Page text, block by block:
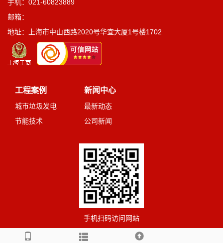
手机：021-60823889
邮箱：
地址：上海市中山西路2020号华宜大厦1号楼1702
工程案例
城市垃圾发电
节能技术
新闻中心
最新动态
公司新闻
手机扫码访问网站